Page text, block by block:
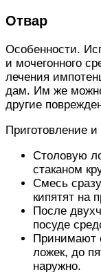
Отвар
Особенности.
и мочегонного
лечения
дам. Им же
другие
Приготовление
Столовую
стаканом
Смесь
кипятят на
После
посуде
Принимают
ложек, до
наружно.